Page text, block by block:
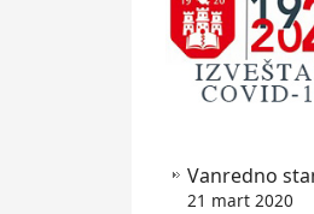
Vanredno
21 mart 2020